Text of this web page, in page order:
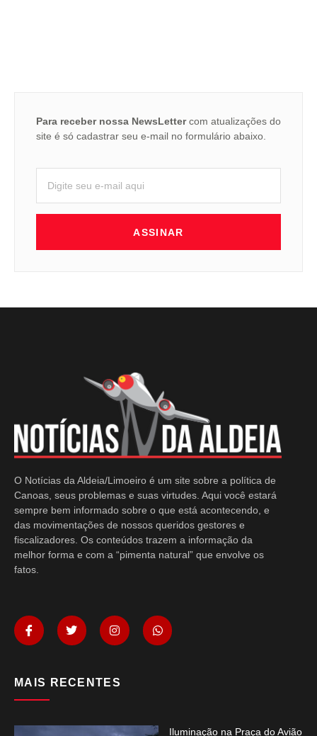
Para receber nossa NewsLettercom atualizações do
site é só cadastrar seu e-mail no formulário abaixo.
ASSINAR
O Notícias da Aldeia/Limoeiro é um site sobre a política de
Canoas, seus problemas e suas virtudes. Aqui você estará
sempre bem informado sobre o que está acontecendo, e
das movimentações de nossos queridos gestores e
fiscalizadores. Os conteúdos trazem a informação da
melhor forma e com a “pimenta natural” que envolve os
fatos.
MAIS RECENTES
Iluminação na Praça do Avião